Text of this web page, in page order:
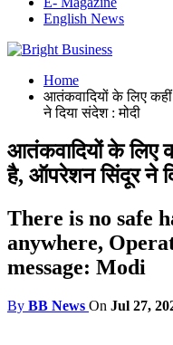
English News
Home
आतंकवादियों के लिए कहीं
ने दिया संदेश : मोदी
आतंकवादियों के लिए
है, ऑपरेशन सिंदूर ने
There is no safe
anywhere,
message: Modi
By BB News On Jul 27,